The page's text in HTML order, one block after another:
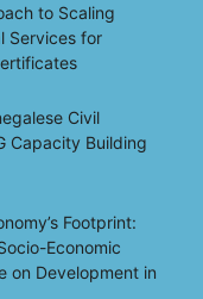
to Scaling
Services for
Civil
Capacity Building
Footprint:
Economic
on Development in